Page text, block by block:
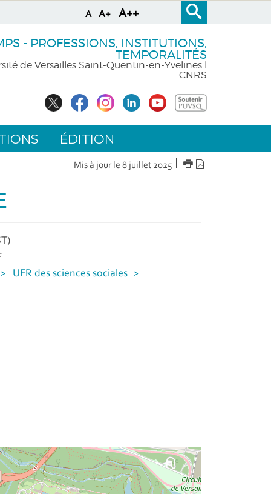
A A+ A++
- PROFESSIONS, INSTITUTIONS,
TEMPORALITÉS
de Versailles Saint-Quentin-en-Yvelines l
CNRS
ÉDITION
Mis à jour le 8 juillet 2025 IMPRIMER
UFR des sciences sociales